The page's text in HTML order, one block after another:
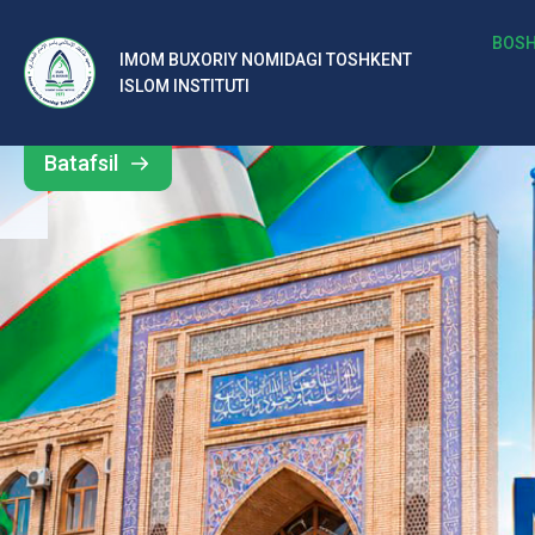
IMOM BUXORIY NOMIDAGI TOSHKENT
ISLOM INSTITUTI
b
al
ar
o‘
rt
a
si
d
Barcha
yangiliklar
Batafsil